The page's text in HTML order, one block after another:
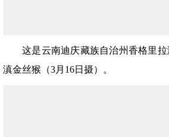
这是云南迪庆藏族自治州香格里
滇金丝猴（3月16日摄）。